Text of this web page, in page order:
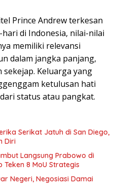
Prince Andrew terkesan
di Indonesia, nilai-nilai
memiliki relevansi
dalam jangka panjang,
Keluarga yang
ketulusan hati
status atau pangkat.
Serikat Jatuh di San Diego,
Diri
Langsung Prabowo di
Teken 8 MoU Strategis
Negeri, Negosiasi Damai